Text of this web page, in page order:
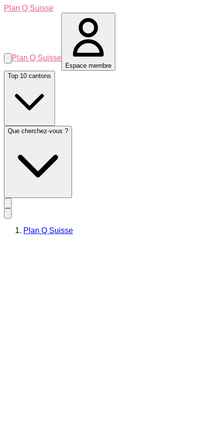
Plan Q Suisse
Plan Q Suisse
Espace membre
Top 10 cantons
Que cherchez-vous ?
Plan Q Suisse